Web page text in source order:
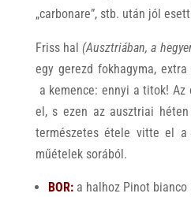
„carbonare”, stb. után jól
Friss hal (Ausztriában, a
egy gerezd fokhagyma,
a kemence: ennyi a titok!
el, s ezen az ausztriai
természetes étele vitte el
műételek sorából.
BOR:a halhoz Pinot bianco